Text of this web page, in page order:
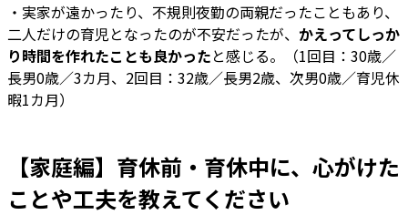
・実家が遠かったり、不規則夜勤の両親だったこともあり、
二人だけの育児となったのが不安だったが、 かえってしっか
り時間を作れたことも良かったと感じる。（1回目：30歳／
長男0歳／3カ月、2回目：32歳／長男2歳、次男0歳／育児休
暇1カ月）
【家庭編】育休前・育休中に、心がけた
ことや工夫を教えてください